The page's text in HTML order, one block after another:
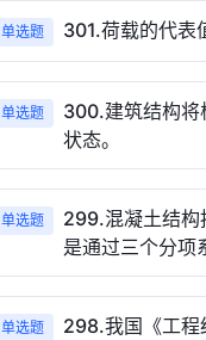
单选题 301.荷载的代表
单选题
300.建筑结构将
状态。
单选题
299.混凝土结构
是通过三个分项
单选题
298.我国《工程